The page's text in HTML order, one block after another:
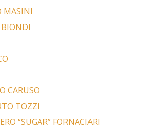
MASINI
CARUSO
TOZZI
“SUGAR” FORNACIARI